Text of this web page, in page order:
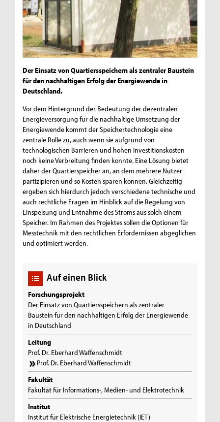
Der Einsatz von Quartiersspeichern als zentraler Baustein
für den nachhaltigen Erfolg der Energiewende in
Deutschland.
Vor dem Hintergrund der Bedeutung der dezentralen
Energieversorgung für die nachhaltige Umsetzung der
Energiewende kommt der Speichertechnologie eine
zentrale Rolle zu, auch wenn sie aufgrund von
technologischen Barrieren und hohen Investitionskosten
noch keine Verbreitung finden konnte. Eine Lösung bietet
daher der Quartierspeicher an, an dem mehrere Nutzer
partizipieren und so Kosten sparen können. Gleichzeitig
ergeben sich hierdurch jedoch verschiedene technische und
auch rechtliche Fragen im Hinblick auf die Regelung von
Einspeisung und Entnahme des Stroms aus solch einem
Speicher. Im Rahmen des Projektes sollen die Optionen für
Messtechnik mit den rechtlichen Erfordernissen abgeglichen
und optimiert werden.
Auf einen Blick
Forschungsprojekt
Der Einsatz von Quartiersspeichern als zentraler
Baustein für den nachhaltigen Erfolg der Energiewende
in Deutschland
Leitung
Prof. Dr. Eberhard Waffenschmidt
Prof. Dr. Eberhard Waffenschmidt
Fakultät
Fakultät für Informations-, Medien- und Elektrotechnik
Institut
Institut für Elektrische Energietechnik (IET)